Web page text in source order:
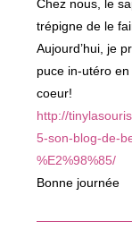
Chez nous, le
trépigne de le
Aujourd’hui, je
puce in-utéro
coeur!
http://
5-son-blog-de-
%E2%98%85/
Bonne journée